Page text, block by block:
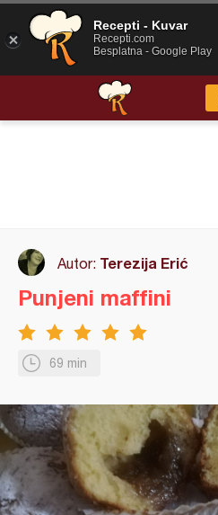
Autor: Terezija Erić
69 min
Punjeni maffini
Recepti - Kuvar
Recepti.com
Besplatna - Google Play